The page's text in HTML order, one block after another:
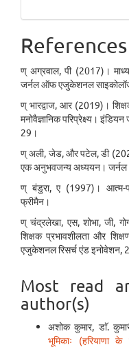
References
ण् अग्रवाल, पी (2017)।
जर्नल ऑफ एजुकेशनल
ण् भारद्वाज, आर (2019)।
मनोवैज्ञानिक परिप्रेक्ष्य।
29।
ण् अली, जेड, और पटेल, डी
एक अनुभवजन्य अध्ययन। जर्नल
ण् बंडुरा, ए (1997)। आत्म-
फ्रीमैन।
ण् चंद्रलेखा, एस, शोभा, जी,
शिक्षक प्रभावशीलता और
एजुकेशनल रिसर्च एंड इनोवेशन,
Most read
author(s)
अशोक कुमार, डाॅ.
भूमिकाः (हरियाणा